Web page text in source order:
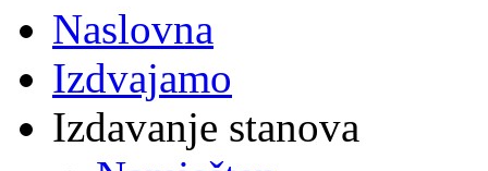
Naslovna
Izdvajamo
Izdavanje stanova